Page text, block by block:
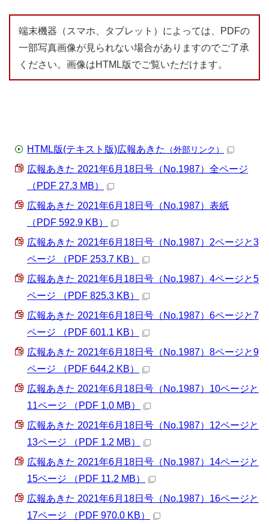
端末機器（スマホ、タブレット）によっては、PDFの
一部写真画像が見られない場合がありますのでご了承
ください。画像はHTML版でご覧いただけます。
HTML版(テキスト版)広報あきた （外部リンク）
広報あきた 2021年6月18日号（No.1987）全ページ
（PDF 27.3 MB）
広報あきた 2021年6月18日号（No.1987）表紙
（PDF 592.9 KB）
広報あきた 2021年6月18日号（No.1987）2ページと3
ページ （PDF 253.7 KB）
広報あきた 2021年6月18日号（No.1987）4ページと5
ページ （PDF 825.3 KB）
広報あきた 2021年6月18日号（No.1987）6ページと7
ページ （PDF 601.1 KB）
広報あきた 2021年6月18日号（No.1987）8ページと9
ページ （PDF 644.2 KB）
広報あきた 2021年6月18日号（No.1987）10ページと
11ページ （PDF 1.0 MB）
広報あきた 2021年6月18日号（No.1987）12ページと
13ページ （PDF 1.2 MB）
広報あきた 2021年6月18日号（No.1987）14ページと
15ページ （PDF 11.2 MB）
広報あきた 2021年6月18日号（No.1987）16ページと
17ページ （PDF 970.0 KB）